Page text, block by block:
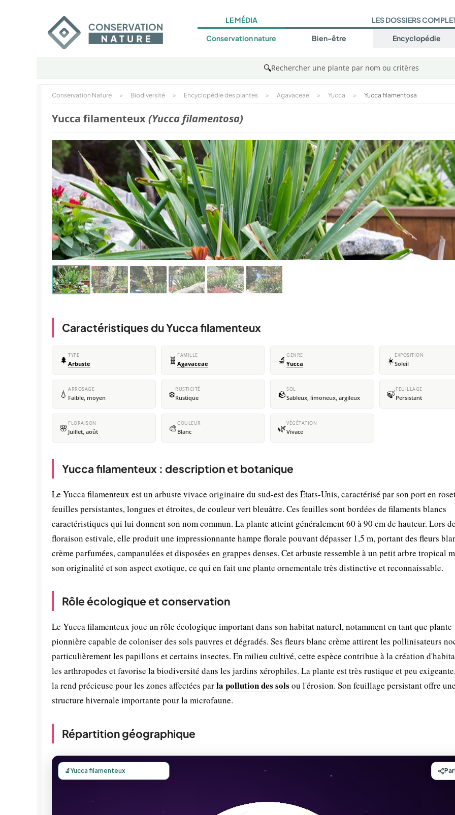
LE MÉDIA
Conservation nature
LES DOSSIERS
Bien-être Encyclopédie
🔍Rechercher une plante par nom ou critères
Conservation Nature > Biodiversité > Encyclopédie des plantes > Agavaceae > Yucca > Yucca filamentosa
Yucca filamenteux(Yucca filamentosa)
Caractéristiques du Yucca filamenteux
🌲 TYPE
Arbuste 🧬 FAMILLE
Agavaceae 🔬 GENRE
Yucca ☀️EXPOSITION
Soleil
💧 ARROSAGE
Faible, moyen ❄️RUSTICITÉ
Rustique 🪨SOL
Sableux, limoneux, argileux 🍃FEUILLAGE
Persistant
🌸 FLORAISON
Juillet, août 🎨COULEUR
Blanc 🌿VÉGÉTATION
Vivace
Yucca filamenteux : description et botanique
Le Yucca filamenteux est un arbuste vivace originaire du sud-est des États-Unis, caractérisé par son port en
feuilles persistantes, longues et étroites, de couleur vert bleuâtre. Ces feuilles sont bordées de filaments blancs
caractéristiques qui lui donnent son nom commun. La plante atteint généralement 60 à 90 cm de hauteur. Lors
floraison estivale, elle produit une impressionnante hampe florale pouvant dépasser 1,5 m, portant des fleurs
crème parfumées, campanulées et disposées en grappes denses. Cet arbuste ressemble à un petit arbre tropical
son originalité et son aspect exotique, ce qui en fait une plante ornementale très distinctive et reconnaissable.
Rôle écologique et conservation
Le Yucca filamenteux joue un rôle écologique important dans son habitat naturel, notamment en tant que plante
pionnière capable de coloniser des sols pauvres et dégradés. Ses fleurs blanc crème attirent les pollinisateurs
particulièrement les papillons et certains insectes. En milieu cultivé, cette espèce contribue à la création
les arthropodes et favorise la biodiversité dans les jardins xérophiles. La plante est très rustique et peu
la rend précieuse pour les zones affectées parla pollution des sols ou l'érosion. Son feuillage persistant offre
structure hivernale importante pour la microfaune.
Répartition géographique